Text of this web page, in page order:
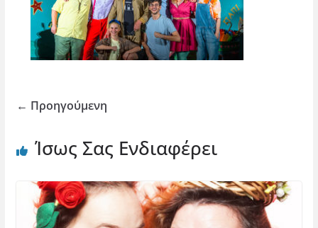
← Προηγούμενη
Ίσως Σας Ενδιαφέρει